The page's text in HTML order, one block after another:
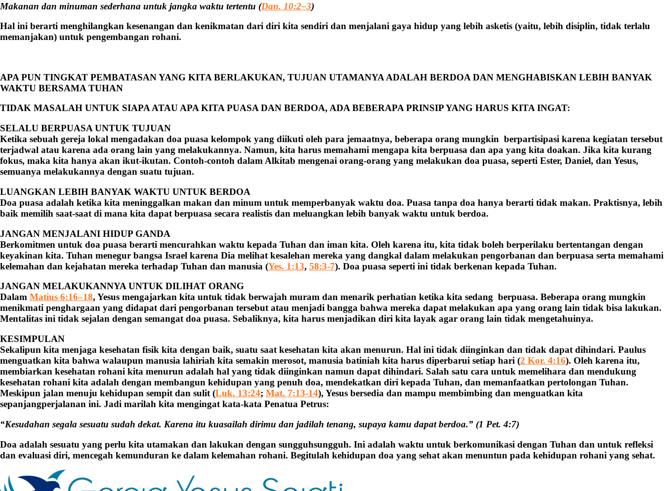
Makanan dan minuman sederhana untuk jangka waktu tertentu (Dan. 10:2–3)
Hal ini berarti menghilangkan kesenangan dan kenikmatan dari diri kita sendiri dan menjalani gaya hidup yang lebih asketis (yaitu, lebih disiplin, tidak terlalu
memanjakan) untuk pengembangan rohani.
APA PUN TINGKAT PEMBATASAN YANG KITA BERLAKUKAN, TUJUAN UTAMANYA ADALAH BERDOA DAN MENGHABISKAN LEBIH BANYAK
WAKTU BERSAMA TUHAN
TIDAK MASALAH UNTUK SIAPA ATAU APA KITA PUASA DAN BERDOA, ADA BEBERAPA PRINSIPYANG HARUS KITA INGAT:
SELALU BERPUASA UNTUK TUJUAN
Ketika sebuah gereja lokal mengadakan doa puasa kelompok yang diikuti oleh para jemaatnya, beberapa orang mungkin berpartisipasi karena kegiatan tersebut
terjadwal atau karena ada orang lain yang melakukannya. Namun, kita harus memahami mengapa kita berpuasa dan apa yang kita doakan. Jika kita kurang
fokus, maka kita hanya akan ikut-ikutan. Contoh-contoh dalam Alkitab mengenai orang-orang yang melakukan doa puasa, seperti Ester, Daniel, dan Yesus,
semuanya melakukannya dengan suatu tujuan.
LUANGKAN LEBIH BANYAK WAKTU UNTUK BERDOA
Doa puasa adalah ketika kita meninggalkan makan dan minum untuk memperbanyak waktu doa. Puasa tanpa doa hanya berarti tidak makan. Praktisnya, lebih
baik memilih saat-saat di mana kita dapat berpuasa secara realistis dan meluangkan lebih banyak waktu untuk berdoa.
JANGAN MENJALANI HIDUP GANDA
Berkomitmen untuk doa puasa berarti mencurahkan waktu kepada Tuhan dan iman kita. Oleh karena itu, kita tidak boleh berperilaku bertentangan dengan
keyakinan kita. Tuhan menegur bangsa Israel karena Dia melihat kesalehan mereka yang dangkal dalam melakukan pengorbanan dan berpuasa serta memahami
kelemahan dan kejahatan mereka terhadap Tuhan dan manusia (Yes. 1:13, 58:3-7). Doa puasa seperti ini tidak berkenan kepada Tuhan.
JANGAN MELAKUKANNYA UNTUK DILIHAT ORANG
Dalam Matius 6:16–18, Yesus mengajarkan kita untuk tidak berwajah muram dan menarik perhatian ketika kita sedang berpuasa. Beberapa orang mungkin
menikmati penghargaan yang didapat dari pengorbanan tersebut atau menjadi bangga bahwa mereka dapat melakukan apa yang orang lain tidak bisa lakukan.
Mentalitas ini tidak sejalan dengan semangat doa puasa. Sebaliknya, kita harus menjadikan diri kita layak agar orang lain tidak mengetahuinya.
KESIMPULAN
Sekalipun kita menjaga kesehatan fisik kita dengan baik, suatu saat kesehatan kita akan menurun. Hal ini tidak diinginkan dan tidak dapat dihindari. Paulus
menguatkan kita bahwa walaupun manusia lahiriah kita semakin merosot, manusia batiniah kita harus diperbarui setiap hari (2 Kor. 4:16). Oleh karena itu,
membiarkan kesehatan rohani kita menurun adalah hal yang tidak diinginkan namun dapat dihindari. Salah satu cara untuk memelihara dan mendukung
kesehatan rohani kita adalah dengan membangun kehidupan yang penuh doa, mendekatkan diri kepada Tuhan, dan memanfaatkan pertolongan Tuhan.
Meskipun jalan menuju kehidupan sempit dan sulit (Luk. 13:24; Mat. 7:13-14), Yesus bersedia dan mampu membimbing dan menguatkan kita
sepanjangperjalanan ini. Jadi marilah kita mengingat kata-kata Penatua Petrus:
“Kesudahan segala sesuatu sudah dekat. Karena itu kuasailah dirimu dan jadilah tenang, supaya kamu dapat berdoa.” (1 Pet. 4:7)
Doa adalah sesuatu yang perlu kita utamakan dan lakukan dengan sungguhsungguh. Ini adalah waktu untuk berkomunikasi dengan Tuhan dan untuk refleksi
dan evaluasi diri, mencegah kemunduran ke dalam kelemahan rohani. Begitulah kehidupan doa yang sehat akan menuntun pada kehidupan rohani yang sehat.